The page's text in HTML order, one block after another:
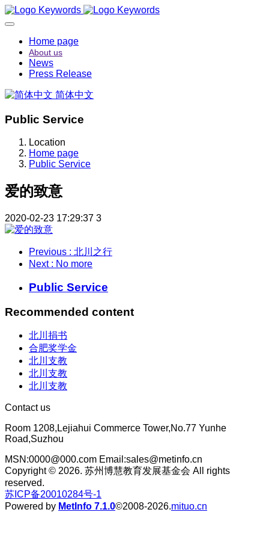
Home page
About us
News
Press Release
简体中文
Public Service
Location
Home page
Public Service
爱的致意
2020-02-23 17:29:37 3
Previous : 北川之行
Next : No more
Public Service
Recommended content
北川捐书
合肥奖学金
北川支教
北川支教
北川支教
Contact us
Room 1208,Lejiahui Commerce Tower,No.77 Yunhe
Road,Suzhou
MSN:0000@000.com Email:sales@metinfo.cn
Copyright © 2026. 苏州博慧教育发展基金会 All rights
reserved.
苏ICP备20010284号-1
Powered by MetInfo 7.1.0©2008-2026.mituo.cn